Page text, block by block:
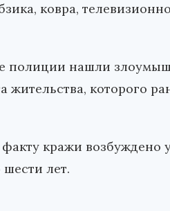
ковра,
полиции нашли
жительства, которого
факту кражи возбуждено
лет.